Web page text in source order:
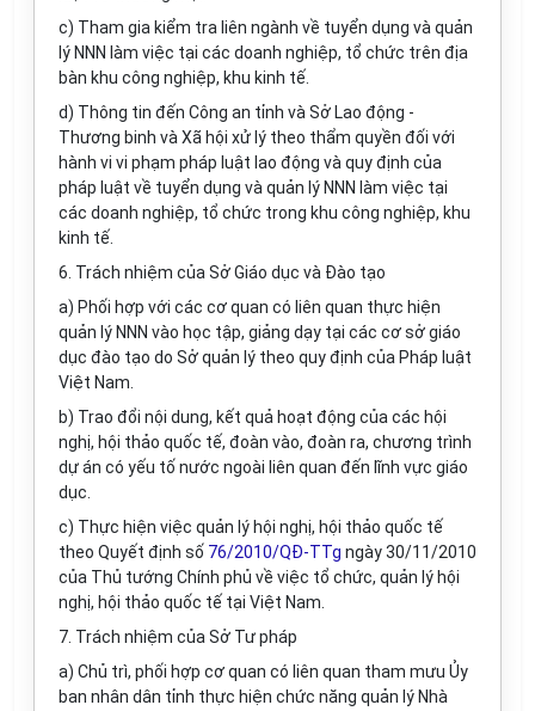
c) Tham gia kiểm tra liên ngành về tuyển dụng và quản
lý NNN làm việc tại các doanh nghiệp, tổ chức trên địa
bàn khu công nghiệp, khu kinh tế.
d) Thông tin đến Công an tỉnh và Sở Lao động -
Thương binh và Xã hội xử lý theo thẩm quyền đối với
hành vi vi phạm pháp luật lao động và quy định của
pháp luật về tuyển dụng và quản lý NNN làm việc tại
các doanh nghiệp, tổ chức trong khu công nghiệp, khu
kinh tế.
6. Trách nhiệm của Sở Giáo dục và Đào tạo
a) Phối hợp với các cơ quan có liên quan thực hiện
quản lý NNN vào học tập, giảng dạy tại các cơ sở giáo
dục đào tạo do Sở quản lý theo quy định của Pháp uật
Việt Nam.
b) Trao đổi nội dung, kết quả hoạt động của các hội
nghị, hội thảo quốc tế, đoàn vào, đoàn ra, chương trình
dự án có yếu tố nước ngoài liên quan đến lĩnh vực giáo
dục.
c) Thực hiện việc quản lý hội nghị, hội thảo quốc tế
theo Quyết định số 76/2010/QĐ-TTg ngày 30/11/2010
của Thủ tướng Chính phủ về việc tổ chức, quản lý hội
nghị, hội thảo quốc tế tại Việt Nam.
7. Trách nhiệm của Sở Tư pháp
a) Chủ trì, phối hợp cơ quan có liên quan tham mưu Ủy
ban nhân dân tỉnh thực hiện chức năng quản lý Nhà